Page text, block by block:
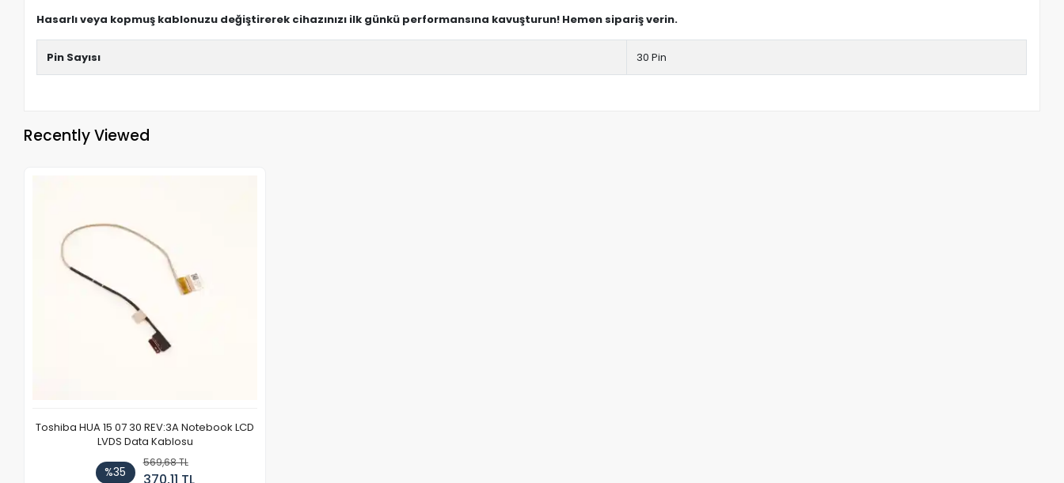
Hasarlı veya kopmuş kablonuzu değiştirerek cihazınızı ilk günkü performansına kavuşturun! Hemen sipariş verin.
Pin Sayısı 30 Pin
Recently Viewed
Toshiba HUA 15 07 30 REV:3A Notebook LCD
LVDS Data Kablosu
%35
569,68 TL